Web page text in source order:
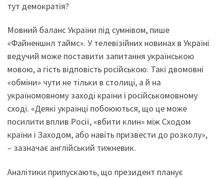
тут демократія?
Мовний баланс України під сумнівом, пише
«Файненшнл таймс». У телевізійних новинах в Україні
ведучий може поставити запитання українською
мовою, а гість відповість російською. Такі двомовні
«обміни» чути не тільки в столиці, а й на
україномовному заході країни і російськомовному
сході. «Деякі українці побоюються, що це може
посилити вплив Росії, «вбити клин» між Сходом
країни і Заходом, або навіть призвести до розколу»,
– зазначає англійський тижневик.
Аналітики припускають, що президент планує